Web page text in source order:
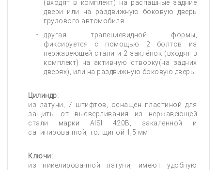
(входят в комплект) на распашные задние
двери или на раздвижную боковую дверь
грузового автомобиля.
другая трапециевидной формы,
фиксируется с помощью 2 болтов из
нержавеющей стали и 2 заклёпок (входят в
комплект) на активную створку(на задних
дверях), или на раздвижную боковую дверь
Цилиндр:
из латуни, 7 штифтов, оснащен пластиной для
защиты от высверливания из нержавеющей
стали марки AISI 420B, закаленной и
сатинированной, толщиной 1,5 мм.
Ключи:
из никелированной латуни, имеют удобную